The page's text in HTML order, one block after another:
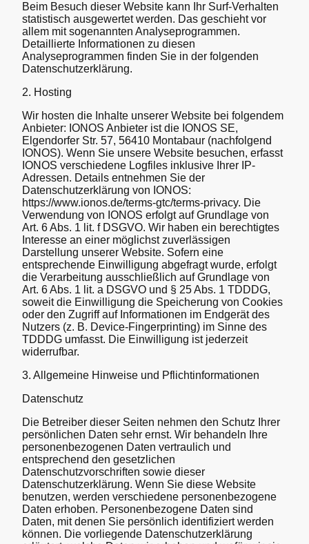
Beim Besuch dieser Website kann Ihr Surf-Verhalten
statistisch ausgewertet werden. Das geschieht vor
allem mit sogenannten Analyseprogrammen.
Detaillierte Informationen zu diesen
Analyseprogrammen finden Sie in der folgenden
Datenschutzerklärung.
2. Hosting
Wir hosten die Inhalte unserer Website bei folgendem
Anbieter: IONOS Anbieter ist die IONOS SE,
Elgendorfer Str. 57, 56410 Montabaur (nachfolgend
IONOS). Wenn Sie unsere Website besuchen, erfasst
IONOS verschiedene Logfiles inklusive Ihrer IP-
Adressen. Details entnehmen Sie der
Datenschutzerklärung von IONOS:
https://www.ionos.de/terms-gtc/terms-privacy. Die
Verwendung von IONOS erfolgt auf Grundlage von
Art. 6 Abs. 1 lit. f DSGVO. Wir haben ein berechtigtes
Interesse an einer möglichst zuverlässigen
Darstellung unserer Website. Sofern eine
entsprechende Einwilligung abgefragt wurde, erfolgt
die Verarbeitung ausschließlich auf Grundlage von
Art. 6 Abs. 1 lit. a DSGVO und § 25 Abs. 1 TDDDG,
soweit die Einwilligung die Speicherung von Cookies
oder den Zugriff auf Informationen im Endgerät des
Nutzers (z. B. Device-Fingerprinting) im Sinne des
TDDDG umfasst. Die Einwilligung ist jederzeit
widerrufbar.
3. Allgemeine Hinweise und Pflichtinformationen
Datenschutz
Die Betreiber dieser Seiten nehmen den Schutz Ihrer
persönlichen Daten sehr ernst. Wir behandeln Ihre
personenbezogenen Daten vertraulich und
entsprechend den gesetzlichen
Datenschutzvorschriften sowie dieser
Datenschutzerklärung. Wenn Sie diese Website
benutzen, werden verschiedene personenbezogene
Daten erhoben. Personenbezogene Daten sind
Daten, mit denen Sie persönlich identifiziert werden
können. Die vorliegende Datenschutzerklärung